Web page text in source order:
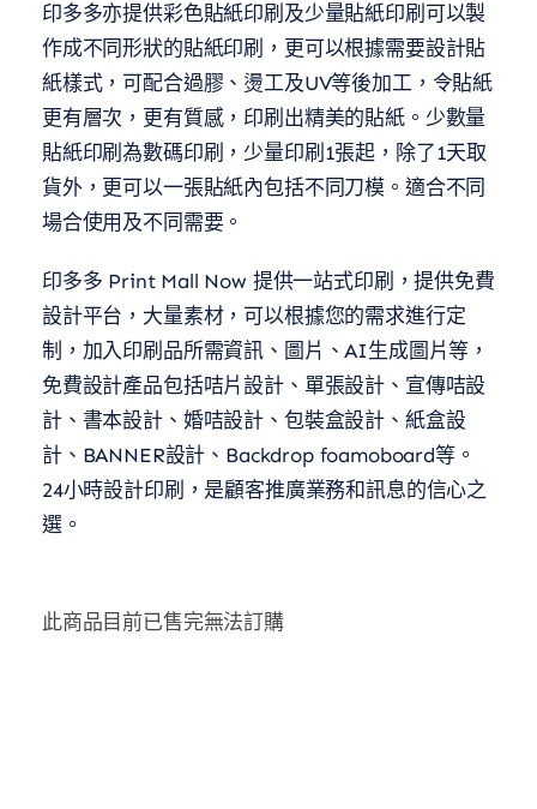
印多多亦提供彩色貼紙印刷及少量貼紙印刷可以製
作成不同形狀的貼紙印刷，更可以根據需要設計貼
紙樣式，可配合過膠、燙工及UV等後加工，令貼紙
更有層次，更有質感，印刷出精美的貼紙。少數量
貼紙印刷為數碼印刷，少量印刷1張起，除了1天取
貨外，更可以一張貼紙內包括不同刀模。適合不同
場合使用及不同需要。
印多多 Print Mall Now 提供一站式印刷，提供免費
設計平台，大量素材，可以根據您的需求進行定
制，加入印刷品所需資訊、圖片、AI生成圖片等，
免費設計產品包括咭片設計、單張設計、宣傳咭設
計、書本設計、婚咭設計、包裝盒設計、紙盒設
計、BANNER設計、Backdrop foamoboard等。
24小時設計印刷，是顧客推廣業務和訊息的信心之
選。
此商品目前已售完無法訂購